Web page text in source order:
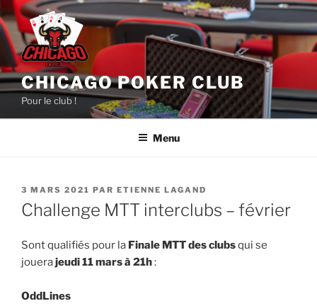
Aller
au
contenu
principal
CHICAGO POKER CLUB
Pour le club !
Menu
PUBLIÉ
LE
3 MARS 2021 PAR ETIENNE LAGAND
Challenge MTT interclubs – février
Sont qualifiés pour la Finale MTT des clubsqui se
jouerajeudi 11 mars à 21h:
OddLines